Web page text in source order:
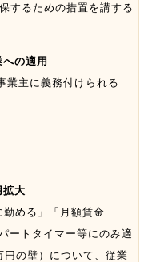
するための措置を講する
の適用
業主に義務付けられる
拡大
める」「月額賃金
ートタイマー等にのみ適
の壁）について、従業